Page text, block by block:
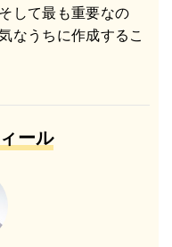
して最も重要なの
なうちに作成するこ
ール